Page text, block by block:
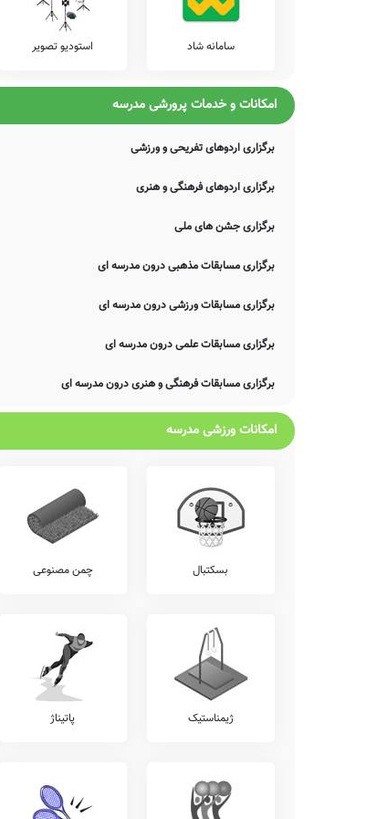
سامانه شاد استودیو تصویر
امکانات و خدمات پرورشی مدرسه
برگزاری اردوهای تفریحی و ورزشی
برگزاری اردوهای فرهنگی و هنری
برگزاری جشن های ملی
برگزاری مسابقات مذهبی درون مدرسه ای
برگزاری مسابقات ورزشی درون مدرسه ای
برگزاری مسابقات علمی درون مدرسه ای
برگزاری مسابقات فرهنگی و هنری درون مدرسه ای
امکانات ورزشی مدرسه
بسکتبال چمن مصنوعی
ژیمناستیک پاتیناژ